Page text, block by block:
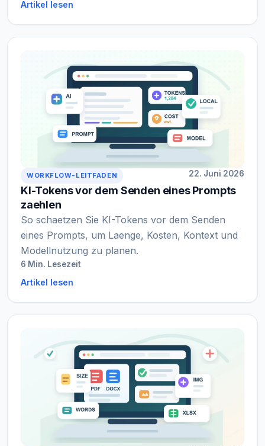
Artikel lesen
WORKFLOW-LEITFADEN 22. Juni 2026
KI-Tokens vor dem Senden eines Prompts
zaehlen
So schaetzen Sie KI-Tokens vor dem Senden
eines Prompts, um Laenge, Kosten, Kontext und
Modellnutzung zu planen.
6 Min. Lesezeit
Artikel lesen